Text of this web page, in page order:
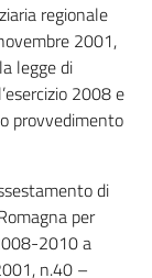
regionale
2001,
legge di
2008 e
provvedimento
di
per
2010 a
n.40 –